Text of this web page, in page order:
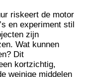
riskeert de motor
en experiment stil
zijn
Wat kunnen
Dit
kortzichtig,
weinige middelen